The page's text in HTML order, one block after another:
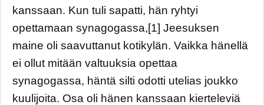
kanssaan. Kun tuli sapatti, hän ryhtyi
opettamaan synagogassa,[1] Jeesuksen
maine oli saavuttanut kotikylän. Vaikka hänellä
ei ollut mitään valtuuksia opettaa
synagogassa, häntä silti odotti utelias joukko
kuulijoita. Osa oli hänen kanssaan kierteleviä